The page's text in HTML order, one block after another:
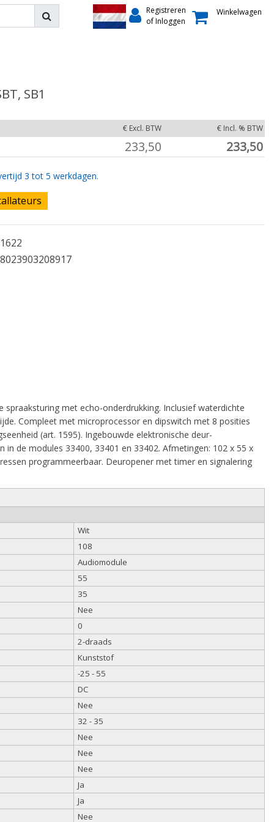
Registreren
of Inloggen
Winkelwagen
SB1
€ Excl. BTW € Incl. % BTW
233,50 233,50
3 tot 5 werkdagen.
1622
8023903208917
met echo-onderdrukking. Inclusief waterdichte
Compleet met microprocessor en dipswitch met 8 posities
(art. 1595). Ingebouwde elektronische deur-
de modules 33400, 33401 en 33402. Afmetingen: 102 x 55 x
programmeerbaar. Deuropener met timer en signalering
Wit
108
Audiomodule
55
35
Nee
0
2-draads
Kunststof
-25 - 55
DC
Nee
32 - 35
Nee
Nee
Nee
Ja
Ja
Nee